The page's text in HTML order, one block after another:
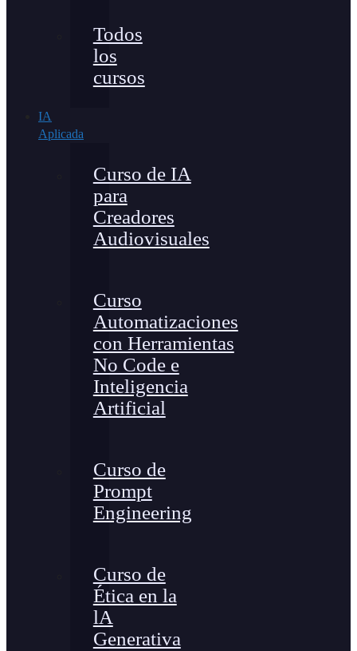
Todos
los
cursos
IA
Aplicada
Curso de IA
para
Creadores
Audiovisuales
Curso
Automatizaciones
con Herramientas
No Code e
Inteligencia
Artificial
Curso de
Prompt
Engineering
Curso de
Ética en la
lA
Generativa